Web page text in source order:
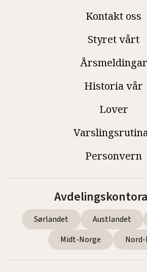
Kontakt oss
Styret vårt
Årsmeldingar
Historia vår
Lover
Personvern
Sørlandet Austlandet
Midt-Norge